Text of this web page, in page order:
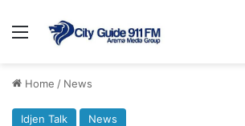
Menu
Home / News
Idjen Talk News